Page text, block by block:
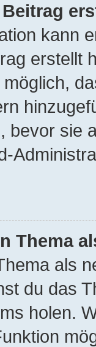
kann
erstellt
bevor sie
Thema
als
du das
holen.